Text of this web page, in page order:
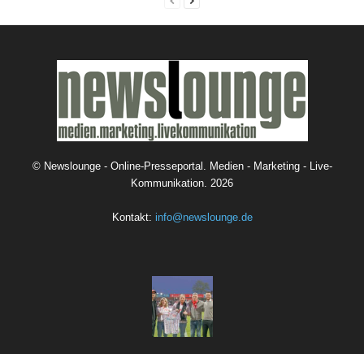
© Newslounge - Online-Presseportal. Medien - Marketing - Live-
Kommunikation. 2026
Kontakt: info@newslounge.de